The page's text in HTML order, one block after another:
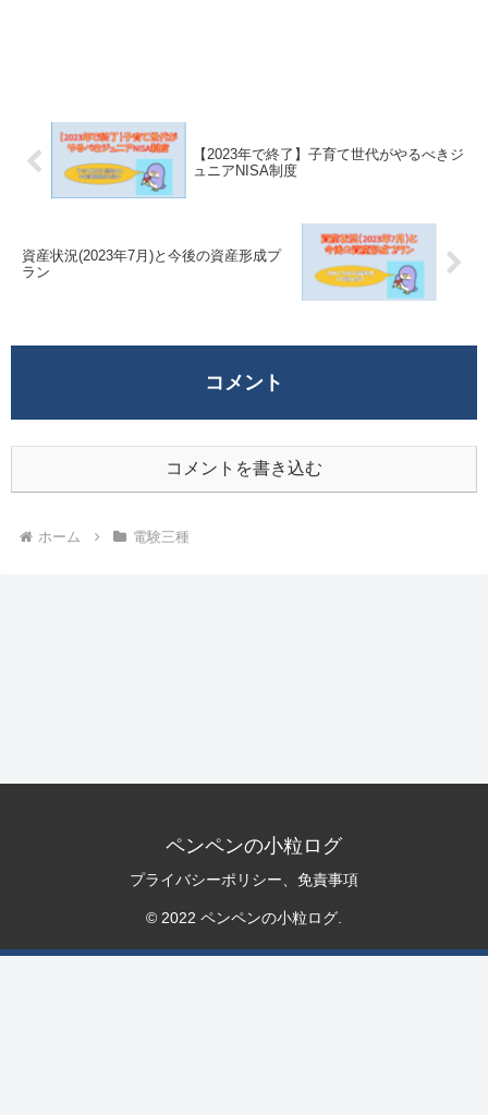
【2023年で終了】子育て世代がやるべきジ
ュニアNISA制度
資産状況(2023年7月)と今後の資産形成プ
ラン
コメント
コメントを書き込む
ホーム 電験三種
ペンペンの小粒ログ
プライバシーポリシー、免責事項
© 2022 ペンペンの小粒ログ.